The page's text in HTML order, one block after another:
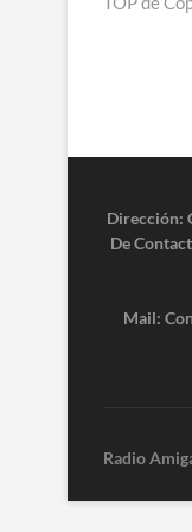
de
Dirección:
De
Mail:
Radio